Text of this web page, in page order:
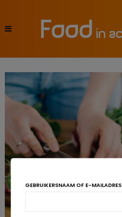
GEBRUIKERSNAAM OF E-MAILADRES